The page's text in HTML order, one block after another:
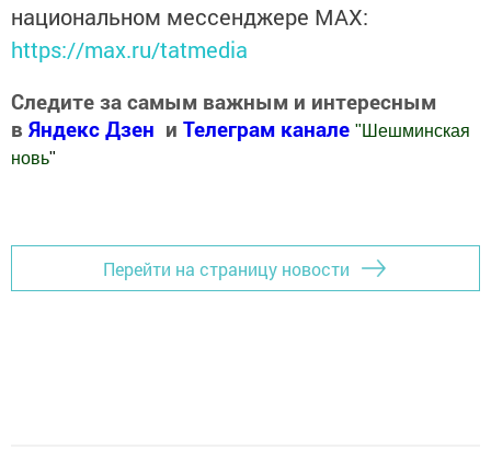
национальном мессенджере MАХ:
https://max.ru/tatmedia
Следите за самым важным и интересным
в Яндекс Дзен и Телеграм канале " Шешминская
новь"
Перейти на страницу новости